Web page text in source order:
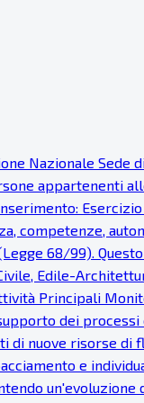
Nazionale Sede
appartenenti
competenze,
68/99).
Edile-
Principali
dei processi
nuove risorse di
e
un'evoluzione